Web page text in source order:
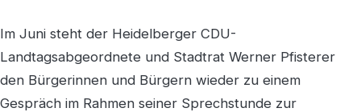
Im Juni steht der Heidelberger CDU-
Landtagsabgeordnete und Stadtrat Werner Pfisterer
den Bürgerinnen und Bürgern wieder zu einem
Gespräch im Rahmen seiner Sprechstunde zur